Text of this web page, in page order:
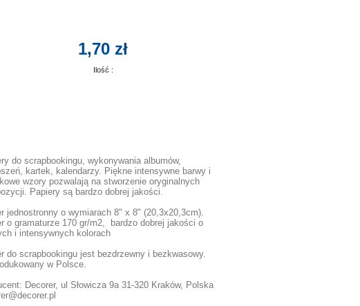
1,70 zł
Ilość :
do scrapbookingu, wykonywania albumów,
kartek, kalendarzy. Piękne intensywne barwy i
wzory pozwalają na stworzenie oryginalnych
Papiery są bardzo dobrej jakości.
jednostronny o wymiarach 8" x 8" (20,3x20,3cm).
o gramaturze 170 gr/m2, bardzo dobrej jakości o
i intensywnych kolorach
do scrapbookingu jest bezdrzewny i bezkwasowy.
w Polsce.
Decorer, ul Słowicza 9a 31-320 Kraków, Polska